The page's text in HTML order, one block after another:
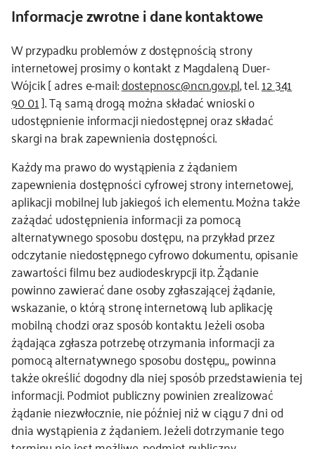
Informacje zwrotne i dane kontaktowe
W przypadku problemów z dostępnością strony
internetowej prosimy o kontakt z Magdaleną Duer-
Wójcik [ adres e-mail:dostepnosc@ncn.gov.pl, tel.12 341
90 01]. Tą samą drogą można składać wnioski o
udostępnienie informacji niedostępnej oraz składać
skargi na brak zapewnienia dostępności.
Każdy ma prawo do wystąpienia z żądaniem
zapewnienia dostępności cyfrowej strony internetowej,
aplikacji mobilnej lub jakiegoś ich elementu. Można także
zażądać udostępnienia informacji za pomocą
alternatywnego sposobu dostępu, na przykład przez
odczytanie niedostępnego cyfrowo dokumentu, opisanie
zawartości filmu bez audiodeskrypcji itp. Żądanie
powinno zawierać dane osoby zgłaszającej żądanie,
wskazanie, o którą stronę internetową lub aplikację
mobilną chodzi oraz sposób kontaktu. Jeżeli osoba
żądająca zgłasza potrzebę otrzymania informacji za
pomocą alternatywnego sposobu dostępu,, powinna
także określić dogodny dla niej sposób przedstawienia tej
informacji. Podmiot publiczny powinien zrealizować
żądanie niezwłocznie, nie później niż w ciągu 7 dni od
dnia wystąpienia z żądaniem. Jeżeli dotrzymanie tego